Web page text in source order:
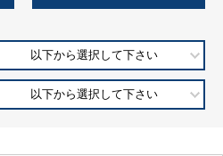
以下から選択して下さい
以下から選択して下さい